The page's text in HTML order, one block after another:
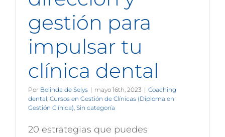
gestión para
impulsar tu
clínica dental
Por Belinda de Selys | mayo 16th, 2023 | Coaching
dental Cursos en Gestión de Clínicas (Diploma en
Gestión Clínica) Sin categoría
20 estrategias que puedes